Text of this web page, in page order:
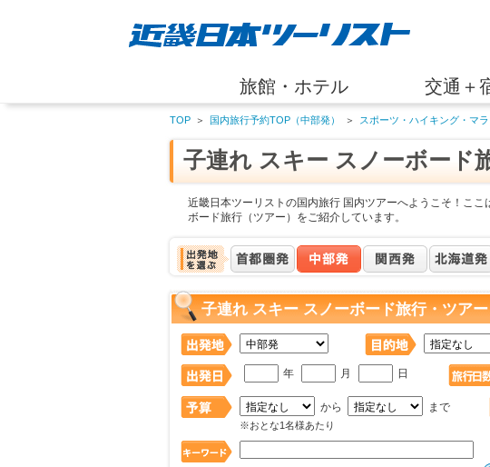
旅館・ホテル 交通＋
TOP ＞ 国内旅行予約TOP（中部発） ＞ スポーツ・ハイキング・マ
子連れ スキー スノーボード
近畿日本ツーリストの国内旅行 国内ツアーへようこそ！こ
ボード旅行（ツアー）をご紹介しています。
子連れ スキー スノーボード旅行・ツア
年 月 日
から まで
※おとな1名様あたり